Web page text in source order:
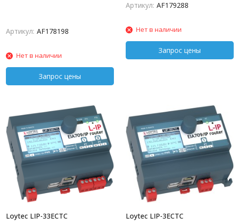
Артикул: AF178198
Нет в наличии
Артикул: AF179288
Нет в наличии
Loytec LIP-33ECTC Loytec LIP-3ECTC